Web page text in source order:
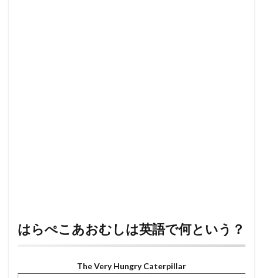
はらぺこあおむしは英語で何という？
The Very Hungry Caterpillar